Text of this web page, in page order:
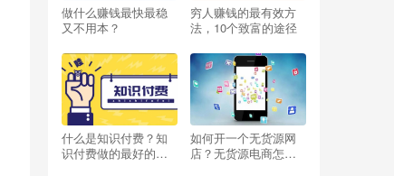
做什么赚钱最快最稳
又不用本？
穷人赚钱的最有效方
法，10个致富的途径
什么是知识付费？知
识付费做的最好的平
如何开一个无货源网
店？无货源电商怎么